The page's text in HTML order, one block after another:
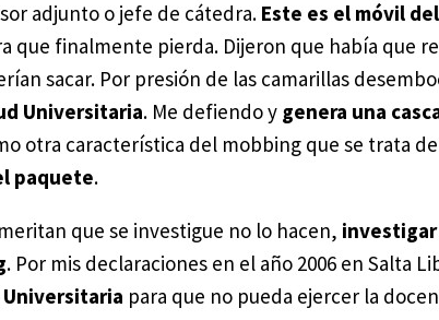
adjunto o jefe de cátedra. Este es el móvil
que finalmente pierda. Dijeron que había que
sacar. Por presión de las camarillas
Universitaria. Me defiendo y genera una
otra característica del mobbing que se trata
paquete.
que se investigue no lo hacen,
. Por mis declaraciones en el año 2006 en Salta
para que no pueda ejercer la